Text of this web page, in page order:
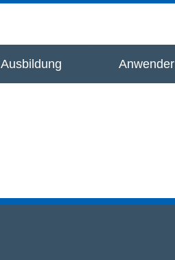
Ausbildung Anwender